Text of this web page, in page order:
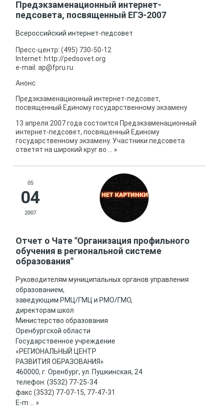
Предэкзаменационный интернет-
педсовета, посвященный ЕГЭ-2007
Всероссийский интернет-педсовет
Пресс-центр: (495) 730-50-12
Internet: http://pedsovet.org
e-mail: ap@fpru.ru
Анонс
Предэкзаменационный интернет-педсовет,
посвященный Единому государственному экзамену
13 апреля 2007 года состоится Предэкзаменационный
интернет-педсовет, посвященный Единому
государственному экзамену. Участники педсовета
ответят на широкий круг во
»
05
04
2007
Отчет о Чате "Организация профильного
обучения в региональной системе
образования"
Руководителям муниципальных органов управления
образованием,
заведующим РМЦ/ГМЦ и РМО/ГМО,
директорам школ
Министерство образования
Оренбургской области
Государственное учреждение
«РЕГИОНАЛЬНЫЙ ЦЕНТР
РАЗВИТИЯ ОБРАЗОВАНИЯ»
460000, г. Оренбург, ул. Пушкинская, 24
телефон: (3532) 77-25-34
факс (3532) 77-07-15, 77-47-31
E-m
»